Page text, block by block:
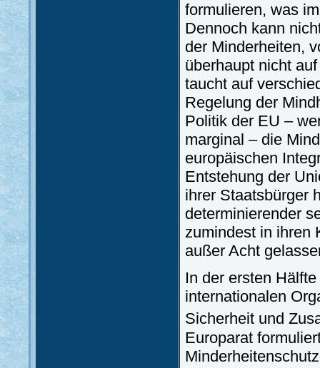
formulieren, was
Dennoch kann
der Minderheiten,
überhaupt nicht
taucht auf
Regelung der
Politik der EU –
marginal – die
europäischen
Entstehung der
ihrer Staatsbürger
determinierender
zumindest in ihren
außer Acht
In der ersten
internationalen
Sicherheit und
Europarat